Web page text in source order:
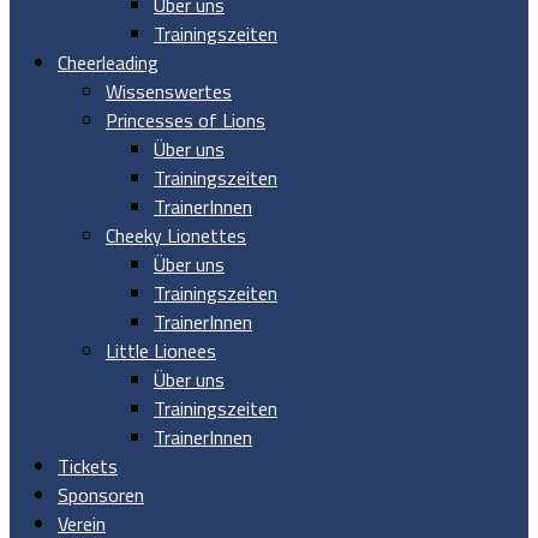
Trainingszeiten
Cheerleading
Wissenswertes
Princesses of Lions
Über uns
Trainingszeiten
TrainerInnen
Cheeky Lionettes
Über uns
Trainingszeiten
TrainerInnen
Little Lionees
Über uns
Trainingszeiten
TrainerInnen
Tickets
Sponsoren
Verein